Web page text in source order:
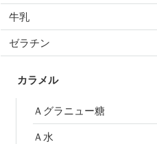
牛乳
ゼラチン
カラメル
Ａグラニュー糖
Ａ水